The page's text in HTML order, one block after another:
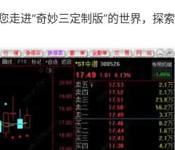
进“奇妙三定制版”的世界，探索